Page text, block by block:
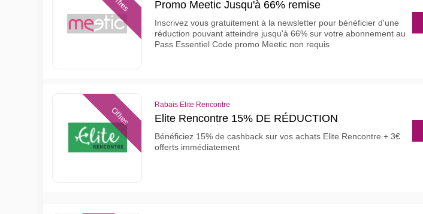
Promo Meetic Jusqu'à 66% remise
Inscrivez vous gratuitement à la newsletter pour bénéficier d'une
réduction pouvant atteindre jusqu'à 66% sur votre abonnement au
Pass Essentiel Code promo Meetic non requis
Offres
Rabais Elite Rencontre
Elite Rencontre 15% DE RÉDUCTION
Bénéficiez 15% de cashback sur vos achats Elite Rencontre + 3€
offerts immédiatement